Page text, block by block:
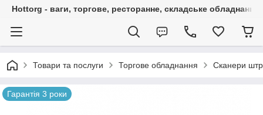
Hottorg - ваги, торгове, ресторанне, складське обладнання
Товари та послуги Торгове обладнання Сканери
Гарантія 3 роки